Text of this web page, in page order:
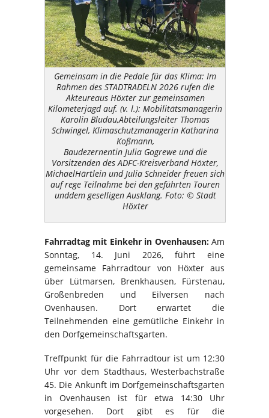
Gemeinsam in die Pedale für das Klima: Im
Rahmen des STADTRADELN 2026 rufen die
Akteureaus Höxter zur gemeinsamen
Kilometerjagd auf. (v. l.): Mobilitätsmanagerin
Karolin Bludau,Abteilungsleiter Thomas
Schwingel, Klimaschutzmanagerin Katharina
Koßmann,
Baudezernentin Julia Gogrewe und die
Vorsitzenden des ADFC-Kreisverband Höxter,
MichaelHärtlein und Julia Schneider freuen sich
auf rege Teilnahme bei den geführten Touren
unddem geselligen Ausklang. Foto: © Stadt
Höxter
Fahrradtag mit Einkehr in Ovenhausen:Am
Sonntag, 14. Juni 2026, führt eine
gemeinsame Fahrradtour von Höxter aus
über Lütmarsen, Brenkhausen, Fürstenau,
Großenbreden und Eilversen nach
Ovenhausen. Dort erwartet die
Teilnehmenden eine gemütliche Einkehr in
den Dorfgemeinschaftsgarten.
Treffpunkt für die Fahrradtour ist um 12:30
Uhr vor dem Stadthaus, Westerbachstraße
45. Die Ankunft im Dorfgemeinschaftsgarten
in Ovenhausen ist für etwa 14:30 Uhr
vorgesehen. Dort gibt es für die